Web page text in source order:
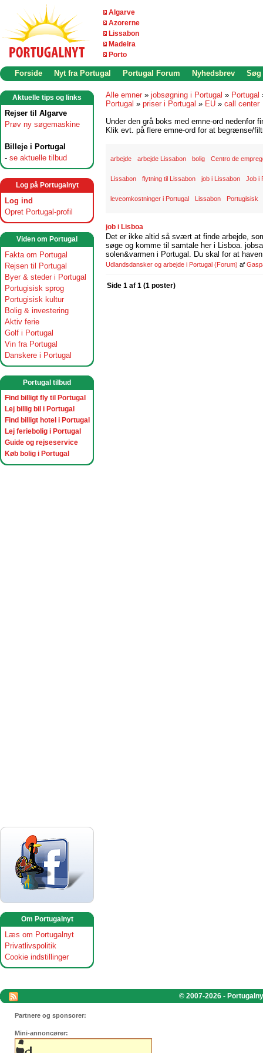
Algarve
Azorerne
Lissabon
Madeira
Porto
Forside Nyt fra Portugal Portugal Forum Nyhedsbrev Søg
Aktuelle tips og links
Rejser til Algarve
Prøv ny søgemaskine
Billeje i Portugal
- se aktuelle tilbud
Log på Portugalnyt
Log ind
Opret Portugal-profil
Viden om Portugal
Fakta om Portugal
Rejsen til Portugal
Byer & steder i Portugal
Portugisisk sprog
Portugisisk kultur
Bolig & investering
Aktiv ferie
Golf i Portugal
Vin fra Portugal
Danskere i Portugal
Portugal tilbud
Find billigt fly til Portugal
Lej billig bil i Portugal
Find billigt hotel i Portugal
Lej feriebolig i Portugal
Guide og rejseservice
Køb bolig i Portugal
Om Portugalnyt
Læs om Portugalnyt
Privatlivspolitik
Cookie indstillinger
Alle emner » jobsøgning i Portugal » Portugal
Portugal » priser i Portugal » EU » call center
Under den grå boks med emne-ord nedenfor
Klik evt. på flere emne-ord for at begrænse/
arbejde arbejde Lissabon bolig Centro de
Lissabon flytning til Lissabon job i Lissabon Job i
leveomkostninger i Portugal Lissabon Portugisisk
job i Lisboa
Det er ikke altid så svært at finde arbejde,
søge og komme til samtale her i Lisboa.
solen&varmen i Portugal. Du skal for at
Udlandsdansker og arbejde i Portugal (Forum) af
Side 1 af 1 (1 poster)
© 2007-2026 -
Partnere og sponsorer:
Mini-annoncører: